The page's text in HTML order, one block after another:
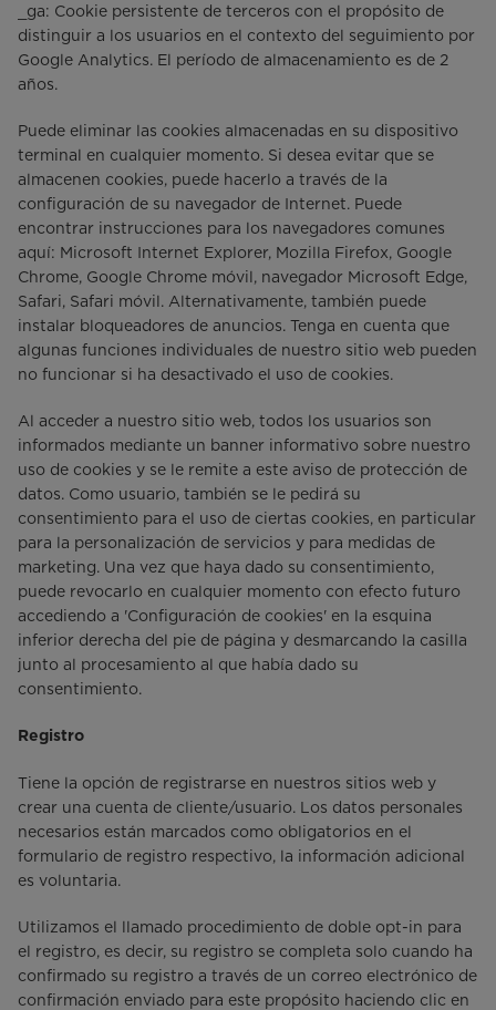
_ga: Cookie persistente de terceros con el propósito de
distinguir a los usuarios en el contexto del seguimiento por
Google Analytics. El período de almacenamiento es de 2
años.
Puede eliminar las cookies almacenadas en su dispositivo
terminal en cualquier momento. Si desea evitar que se
almacenen cookies, puede hacerlo a través de la
configuración de su navegador de Internet. Puede
encontrar instrucciones para los navegadores comunes
aquí: Microsoft Internet Explorer, Mozilla Firefox, Google
Chrome, Google Chrome móvil, navegador Microsoft Edge,
Safari, Safari móvil. Alternativamente, también puede
instalar bloqueadores de anuncios. Tenga en cuenta que
algunas funciones individuales de nuestro sitio web pueden
no funcionar si ha desactivado el uso de cookies.
Al acceder a nuestro sitio web, todos los usuarios son
informados mediante un banner informativo sobre nuestro
uso de cookies y se le remite a este aviso de protección de
datos. Como usuario, también se le pedirá su
consentimiento para el uso de ciertas cookies, en particular
para la personalización de servicios y para medidas de
marketing. Una vez que haya dado su consentimiento,
puede revocarlo en cualquier momento con efecto futuro
accediendo a 'Configuración de cookies' en la esquina
inferior derecha del pie de página y desmarcando la casilla
junto al procesamiento al que había dado su
consentimiento.
Registro
Tiene la opción de registrarse en nuestros sitios web y
crear una cuenta de cliente/usuario. Los datos personales
necesarios están marcados como obligatorios en el
formulario de registro respectivo, la información adicional
es voluntaria.
Utilizamos el llamado procedimiento de doble opt-in para
el registro, es decir, su registro se completa solo cuando ha
confirmado su registro a través de un correo electrónico de
confirmación enviado para este propósito haciendo clic en